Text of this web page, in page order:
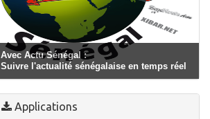
Avec Actu Sénégal :
Suivre l'actualité sénégalaise en temps réel
Applications